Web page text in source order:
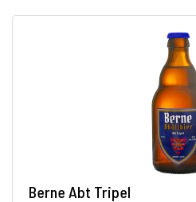
Berne Abt Tripel